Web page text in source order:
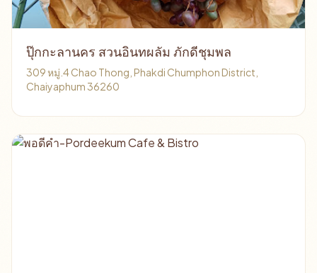
ปุ๊กกะลานคร สวนอินทผลัม ภักดีชุมพล
309 หมู่.4 Chao Thong, Phakdi Chumphon District,
Chaiyaphum 36260